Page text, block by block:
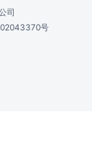
司
号